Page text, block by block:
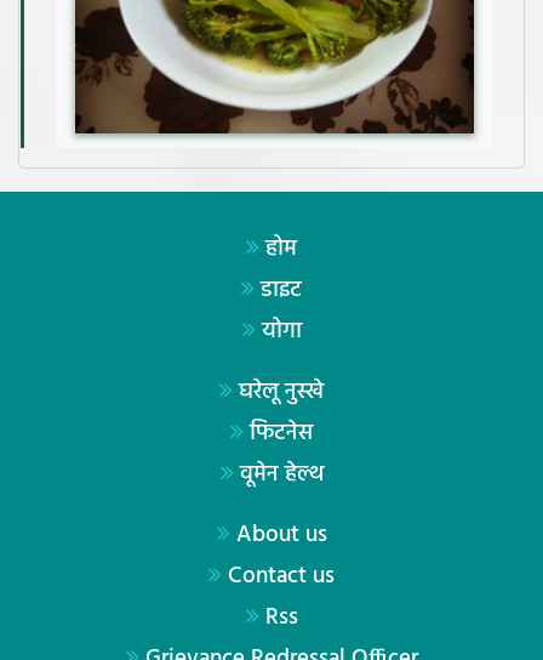
होम
डाइट
योगा
घरेलू नुस्खे
फिटनेस
वूमेन हेल्थ
About us
Contact us
Rss